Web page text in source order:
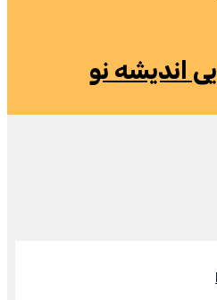
اندیشه نو